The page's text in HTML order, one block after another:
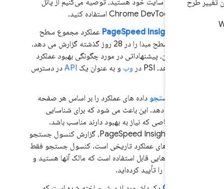
وب سایت خود هستید، توصیه می‌کنیم از پانل
PageSpeed ​​Insightsعملکرد مجموع سطح
صفحه و سطح مبدا را در 28 روز گذشته گزارش می دهد.
بر این، پیشنهاداتی در مورد چگونگی بهبود عملکرد
وب و به عنوان یک APIدر دسترس
داده های عملکرد را بر اساس هر صفحه
می دهد. این باعث می شود که برای شناسایی
خاصی که نیاز به بهبود دارند مناسب باشد.
برخلاف PageSpeed ​​Insights، گزارش کنسول جستجو
داده‌های عملکرد تاریخی است. کنسول جستجو فقط
سایت‌هایی قابل استفاده است که مالک آنها هستید و
آنها را تأیید کرده‌اید.